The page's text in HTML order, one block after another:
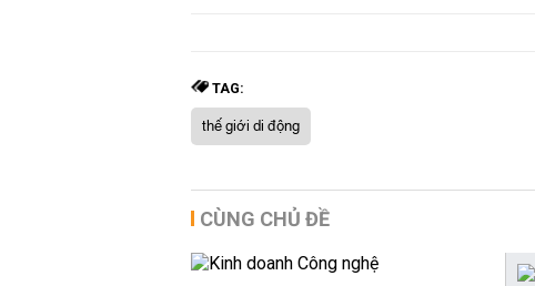
TAG:
thế giới di động
CÙNG CHỦ ĐỀ